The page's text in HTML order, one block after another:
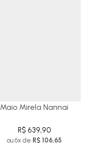
Maio Mirela Nannai
R$ 639,90
ou 6x de R$ 106,65